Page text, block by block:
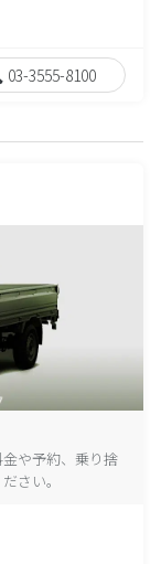
03-3555-8100
や予約、乗り捨
さい。